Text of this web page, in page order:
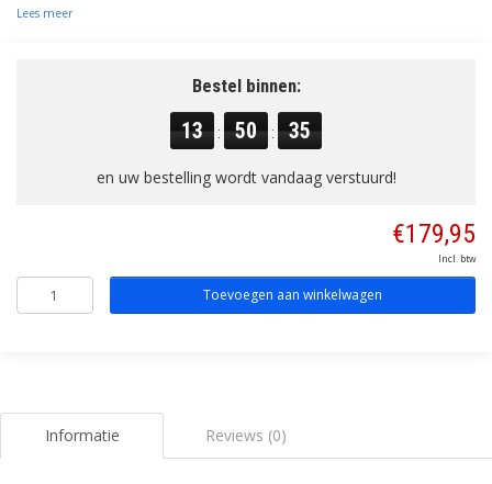
Lees meer
Bestel binnen:
13 : 50 : 35
en uw bestelling wordt vandaag verstuurd!
€179,95
Incl. btw
Toevoegen aan winkelwagen
Informatie Reviews (0)